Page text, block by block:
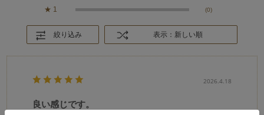
★ 1 (0)
絞り込み 表示：新しい順
2026.4.18
良い感じです。